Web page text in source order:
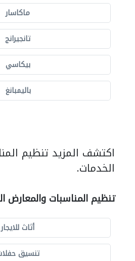
ماكاسار
تانجيرانج
بيكاسي
باليمبانغ
اكتشف المزيد تنظيم
الخدمات.
تنظيم المناسبات والمعارض
أثاث للايجار
تنسيق